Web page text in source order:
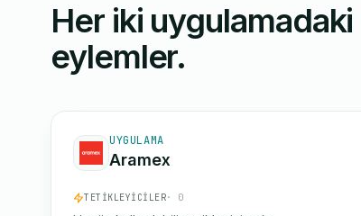
Her iki
eylemler.
UYGULAMA
Aramex
TETIKLEYICILER· 0